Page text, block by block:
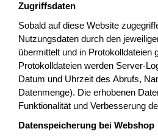
Zugriffsdaten
Sobald auf diese Website
Nutzungsdaten durch den
übermittelt und in Protokolldateien
Protokolldateien werden Server-
Datum und Uhrzeit des Abrufs,
Datenmenge). Die erhobenen
Funktionalität und Verbesserung
Datenspeicherung bei Webshop